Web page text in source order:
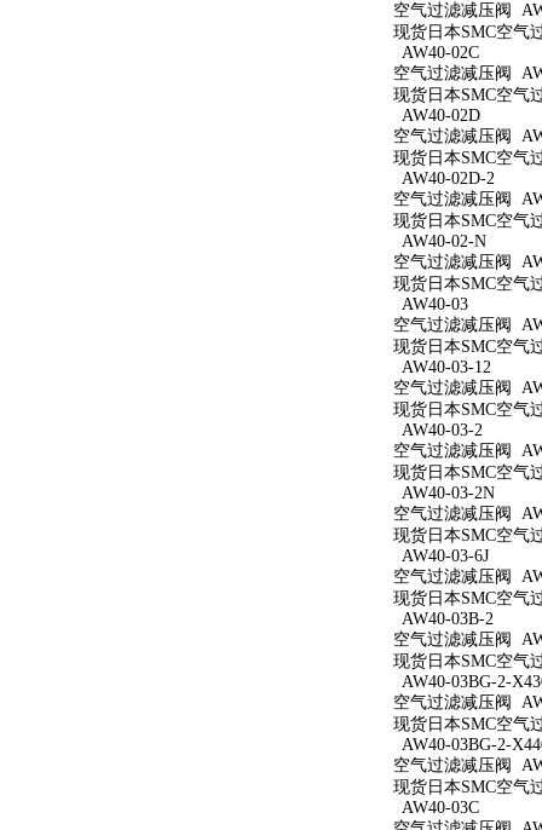
空气过滤减压阀
现货日本SMC空气
AW40-02C
空气过滤减压阀
现货日本SMC空气
AW40-02D
空气过滤减压阀
现货日本SMC空气
AW40-02D-2
空气过滤减压阀
现货日本SMC空气
AW40-02-N
空气过滤减压阀
现货日本SMC空气
AW40-03
空气过滤减压阀
现货日本SMC空气
AW40-03-12
空气过滤减压阀
现货日本SMC空气
AW40-03-2
空气过滤减压阀
现货日本SMC空气
AW40-03-2N
空气过滤减压阀
现货日本SMC空气
AW40-03-6J
空气过滤减压阀
现货日本SMC空气
AW40-03B-2
空气过滤减压阀
现货日本SMC空气
AW40-03BG-2-
空气过滤减压阀
现货日本SMC空气
AW40-03BG-2-
空气过滤减压阀
现货日本SMC空气
AW40-03C